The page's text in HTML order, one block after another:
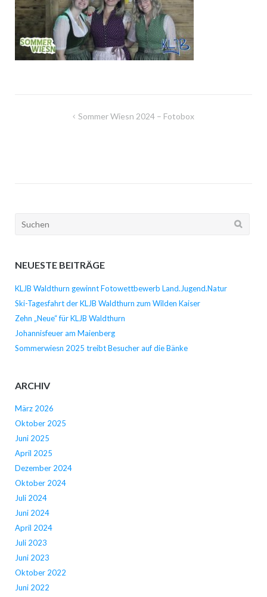
BeitragsnavigationSommer Wiesn 2024 – Fotobox
Suchen
NEUESTE BEITRÄGE
KLJB Waldthurn gewinnt Fotowettbewerb Land.Jugend.Natur
Ski-Tagesfahrt der KLJB Waldthurn zum Wilden Kaiser
Zehn „Neue“ für KLJB Waldthurn
Johannisfeuer am Maienberg
Sommerwiesn 2025 treibt Besucher auf die Bänke
ARCHIV
März 2026
Oktober 2025
Juni 2025
April 2025
Dezember 2024
Oktober 2024
Juli 2024
Juni 2024
April 2024
Juli 2023
Juni 2023
Oktober 2022
Juni 2022